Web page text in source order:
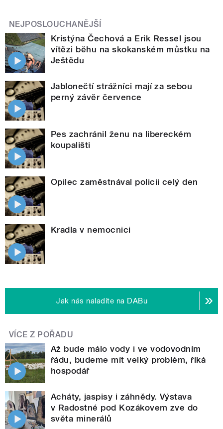
NEJPOSLOUCHANĚJŠÍ
Kristýna Čechová a Erik Ressel jsou
vítězi běhu na skokanském můstku na
Ještědu
Jablonečtí strážníci mají za sebou
perný závěr července
Pes zachránil ženu na libereckém
koupališti
Opilec zaměstnával policii celý den
Kradla v nemocnici
Jak nás naladíte na DABu
VÍCE Z POŘADU
Až bude málo vody i ve vodovodním
řádu, budeme mít velký problém, říká
hospodář
Acháty, jaspisy i záhnědy. Výstava
v Radostné pod Kozákovem zve do
světa minerálů